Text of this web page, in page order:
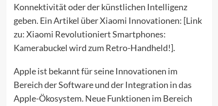
Konnektivität oder der künstlichen Intelligenz
geben. Ein Artikel über Xiaomi Innovationen: [Link
zu: Xiaomi Revolutioniert Smartphones:
Kamerabuckel wird zum Retro-Handheld!].
Apple ist bekannt für seine Innovationen im
Bereich der Software und der Integration in das
Apple-Ökosystem. Neue Funktionen im Bereich